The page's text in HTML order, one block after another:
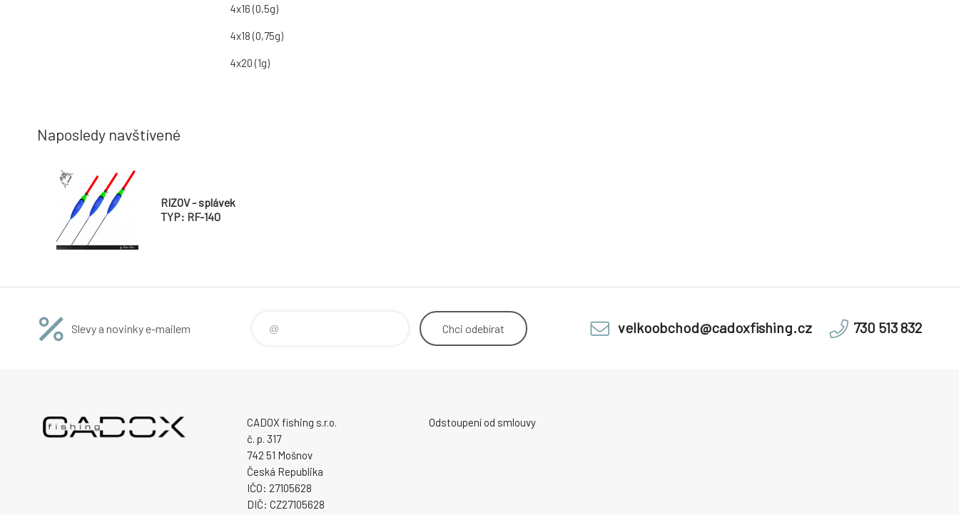
4x16 (0,5g)
4x18 (0,75g)
4x20 (1g)
Naposledy navštívené
RIZOV - splávek
TYP: RF-140
Slevy a novinky e-mailem Chci odebírat velkoobchod@cadoxfishing.cz 730 513 832
CADOX fishing s.r.o.
č. p. 317
742 51 Mošnov
Česká Republika
IČO: 27105628
DIČ: CZ27105628
Odstoupení od smlouvy